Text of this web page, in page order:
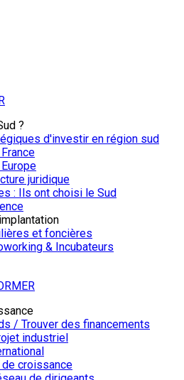
?
d'investir en région sud
juridique
: Ils ont choisi le Sud
et foncières
& Incubateurs
/ Trouver des financements
industriel
de croissance